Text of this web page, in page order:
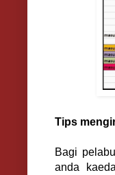
Tips
Bagi
anda